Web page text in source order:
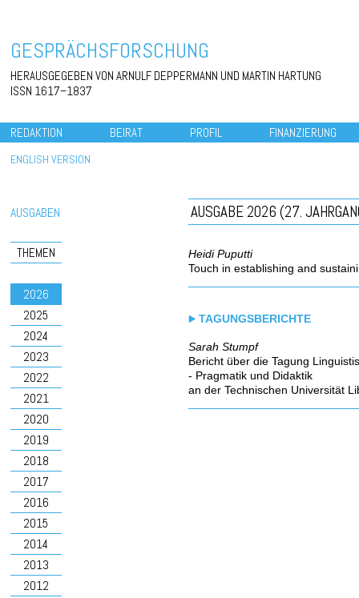
GESPRÄCHSFORSCHUNG
HERAUSGEGEBEN VON ARNULF DEPPERMANN UND MARTIN HARTUNG
ISSN 1617–1837
REDAKTION BEIRAT PROFIL FINANZIERUNG
ENGLISH VERSION
AUSGABEN
THEMEN
2026
2025
2024
2023
2022
2021
2020
2019
2018
2017
2016
2015
2014
2013
2012
AUSGABE 2026 (27.
Heidi Puputti
Touch in establishing and
TAGUNGSBERICHTE
Sarah Stumpf
Bericht über die Tagung
- Pragmatik und Didaktik
an der Technischen Universität